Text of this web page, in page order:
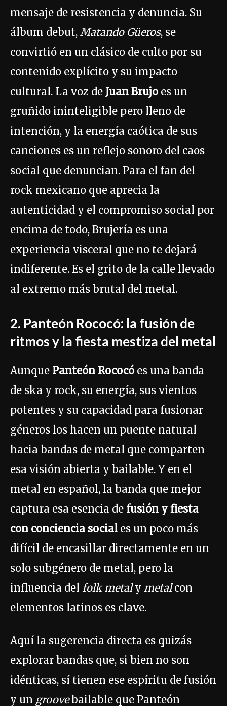
mensaje de resistencia y denuncia. Su
álbum debut, Matando Güeros, se
convirtió en un clásico de culto por su
contenido explícito y su impacto
cultural. La voz de Juan Brujoes un
gruñido ininteligible pero lleno de
intención, y la energía caótica de sus
canciones es un reflejo sonoro del caos
social que denuncian. Para el fan del
rock mexicano que aprecia la
autenticidad y el compromiso social por
encima de todo, Brujería es una
experiencia visceral que no te dejará
indiferente. Es el grito de la calle llevado
al extremo más brutal del metal.
2. Panteón Rococó: la fusión de
ritmos y la fiesta mestiza del metal
Aunque Panteón Rococóes una banda
de ska y rock, su energía, sus vientos
potentes y su capacidad para fusionar
géneros los hacen un puente natural
hacia bandas de metal que comparten
esa visión abierta y bailable. Y en el
metal en español, la banda que mejor
captura esa esencia de fusión y fiesta
con conciencia social es un poco más
difícil de encasillar directamente en un
solo subgénero de metal, pero la
influencia del folk metaly metalcon
elementos latinos es clave.
Aquí la sugerencia directa es quizás
explorar bandas que, si bien no son
idénticas, sí tienen ese espíritu de fusión
y un groovebailable que Panteón